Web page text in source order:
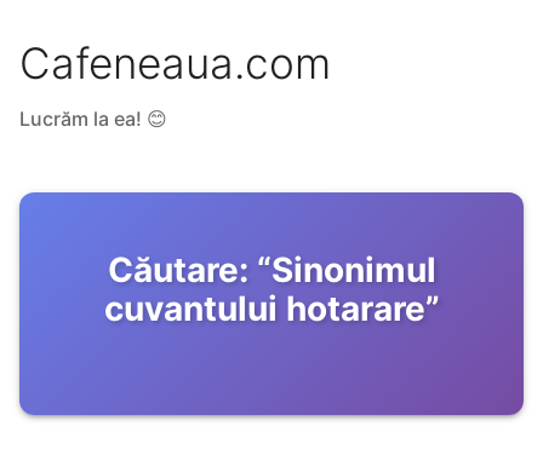
Cafeneaua.com
Lucrăm la ea! 😊
Căutare: “Sinonimul
cuvantului hotarare”